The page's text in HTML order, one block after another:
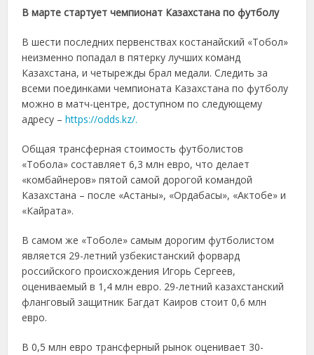
В марте стартует чемпионат Казахстана по футболу
В шести последних первенствах костанайский «Тобол»
неизменно попадал в пятерку лучших команд
Казахстана, и четырежды брал медали. Следить за
всеми поединками чемпионата Казахстана по футболу
можно в матч-центре, доступном по следующему
адресу –https://odds.kz/.
Общая трансферная стоимость футболистов
«Тобола» составляет 6,3 млн евро, что делает
«комбайнеров» пятой самой дорогой командой
Казахстана – после «Астаны», «Ордабасы», «Актобе» и
«Кайрата».
В самом же «Тоболе» самым дорогим футболистом
является 29-летний узбекистанский форвард
российского происхождения Игорь Сергеев,
оцениваемый в 1,4 млн евро. 29-летний казахстанский
фланговый защитник Багдат Каиров стоит 0,6 млн
евро.
В 0,5 млн евро трансферный рынок оценивает 30-